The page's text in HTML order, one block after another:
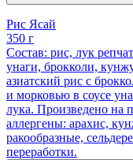
Рис Ясай
350 г
Состав: рис, лук
унаги, брокколи,
азиатский рис с
и морковью в соусе
лука. Произведено на
аллергены: арахис,
ракообразные,
переработки.